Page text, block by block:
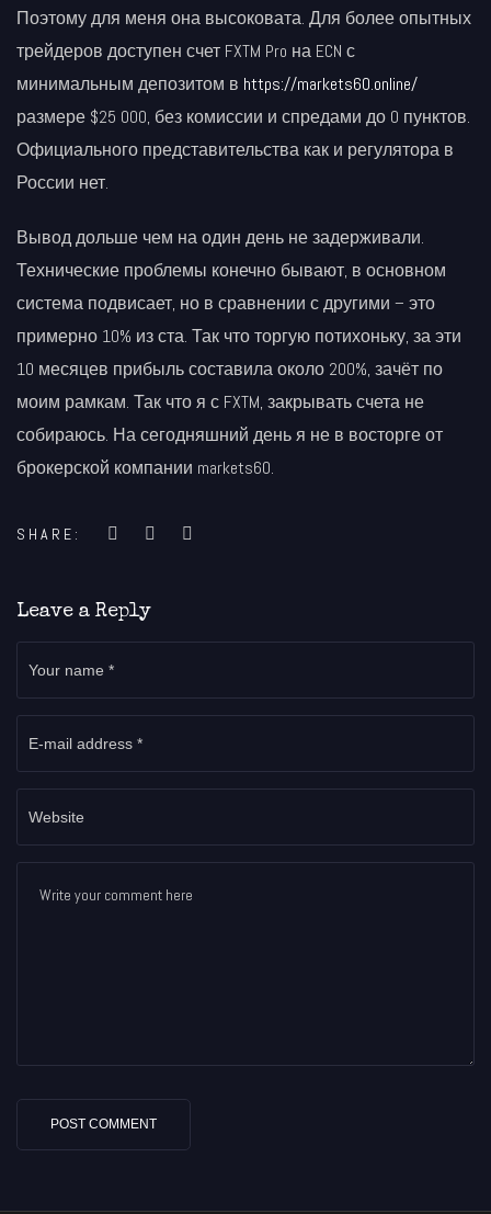
Поэтому для меня она высоковата. Для более опытных
трейдеров доступен счет FXTM Pro на ECN с
минимальным депозитом в https://markets60.online/
размере $25 000, без комиссии и спредами до 0 пунктов.
Официального представительства как и регулятора в
России нет.
Вывод дольше чем на один день не задерживали.
Технические проблемы конечно бывают, в основном
система подвисает, но в сравнении с другими – это
примерно 10% из ста. Так что торгую потихоньку, за эти
10 месяцев прибыль составила около 200%, зачёт по
моим рамкам. Так что я с FXTM, закрывать счета не
собираюсь. На сегодняшний день я не в восторге от
брокерской компании markets60.
SHARE:
Leave a Reply